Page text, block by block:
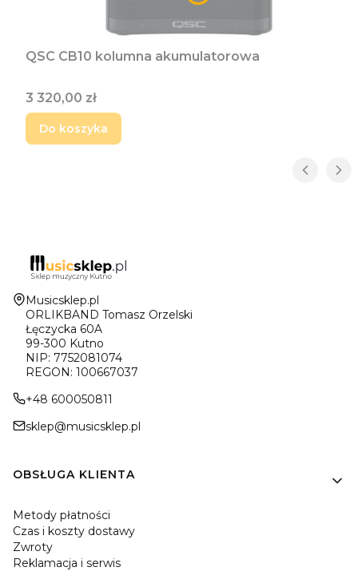
QSC CB10 kolumna akumulatorowa
Cena
3 320,00 zł
Do koszyka
Adres:
Musicsklep.pl
ORLIKBAND Tomasz Orzelski
Łęczycka 60A
99-300 Kutno
NIP: 7752081074
REGON: 100667037
+48 600050811
sklep@musicsklep.pl
Linki w stopce
OBSŁUGA KLIENTA
Metody płatności
Czas i koszty dostawy
Zwroty
Reklamacja i serwis